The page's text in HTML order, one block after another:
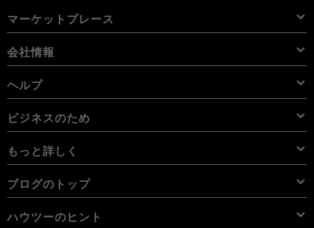
Luminar Neo
価格
プロ ツール
使用例
代替ソフト
無料体験板
Luminar Neo User Guide
概要
iPad用 Luminar
iPhone用 Luminar
Vision Pro用 Luminar Neo
Luminar Mobile User Guide
Aperty
概要
価格
Aperty User Guide
オンライン ツール
オンライン編集ソフト
カラー パレット
マーケットプレース
プリセット
Lightroom プリセット
Luminar Neo パック
LUT
Luminar Neo LUT
Aperty LUT
オーバーレイを使用して新しいものを簡単に追加
テクスチャー
スカイオブジェクト
その他のソフトウェア
X メンバーシップ
空
電子書籍
コース
会社情報
会社概要
キャリア
アンバサダー
アフィリエイトプログラム
利用規約
プライバシーポリシー
ヘルプ
サポートへのお問い合わせ
FAQs
User Guide
Cookieの選択を変更する
ビジネスのため
ビジネスのため
ボリューム ライセンス
リセラー プログラム
もっと詳しく
ブログ
ハウツー
ブログのトップ
Manual Mode in Photography
ハウツーのヒント